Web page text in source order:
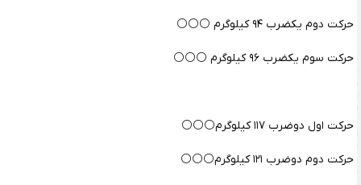
حرکت دوم یکضرب ۹۴ کیلوگرم ⚪️⚪️⚪️
حرکت سوم یکضرب ۹۶ کیلوگرم ⚪️⚪️⚪️
حرکت اول دوضرب ۱۱۷ کیلوگرم⚪️⚪️⚪️
حرکت دوم دوضرب ۱۲۱ کیلوگرم⚪️⚪️⚪️